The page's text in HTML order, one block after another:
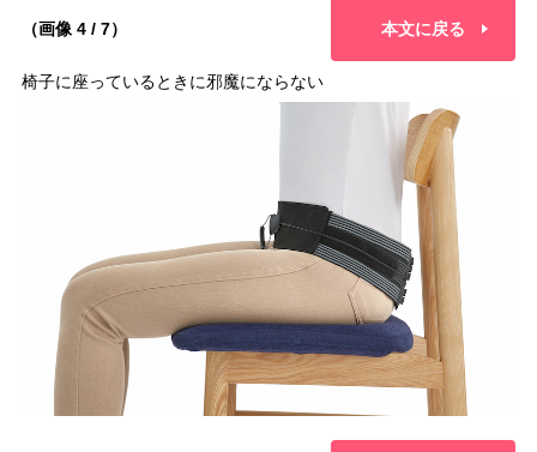
（画像 4 / 7） 本文に戻る
椅子に座っているときに邪魔にならない